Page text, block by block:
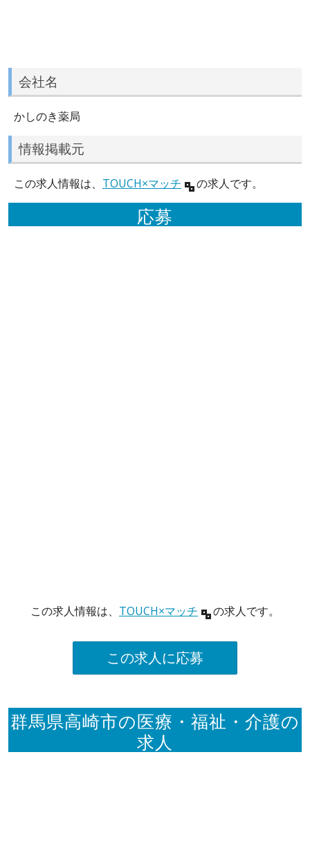
会社名
かしのき薬局
情報掲載元
この求人情報は、 TOUCH×マッチ の求人です。
応募
この求人情報は、 TOUCH×マッチ の求人です。
この求人に応募
群馬県高崎市の医療・福祉・介護の
求人